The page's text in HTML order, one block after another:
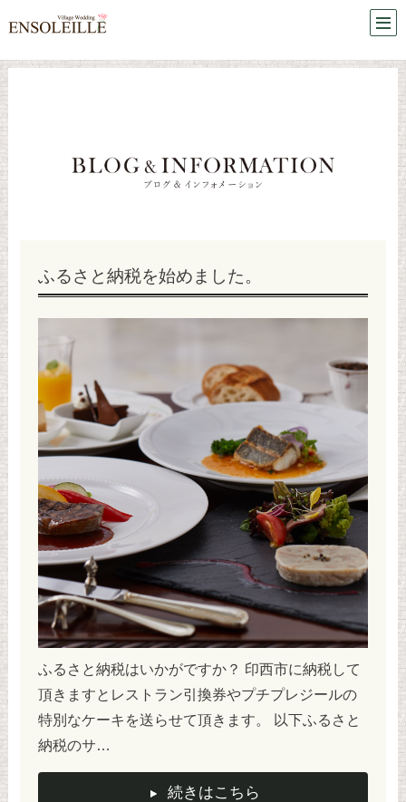
ふるさと納税を始めました。
ふるさと納税はいかがですか？ 印西市に納税して
頂きますとレストラン引換券やプチプレジールの
特別なケーキを送らせて頂きます。 以下ふるさと
納税のサ…
続きはこちら